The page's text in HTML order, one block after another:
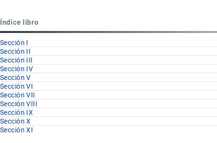
Índice libro
Sección I
Sección II
Sección III
Sección IV
Sección V
Sección VI
Sección VII
Sección VIII
Sección IX
Sección X
Sección XI